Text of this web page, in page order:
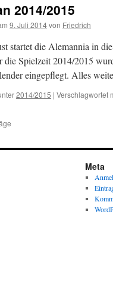
2014/2015
9. Juli 2014von Friedrich
startet die Alemannia in
die Spielzeit 2014/2015
eingepflegt. Alles
2014/2015 | Verschlagwortet
Meta